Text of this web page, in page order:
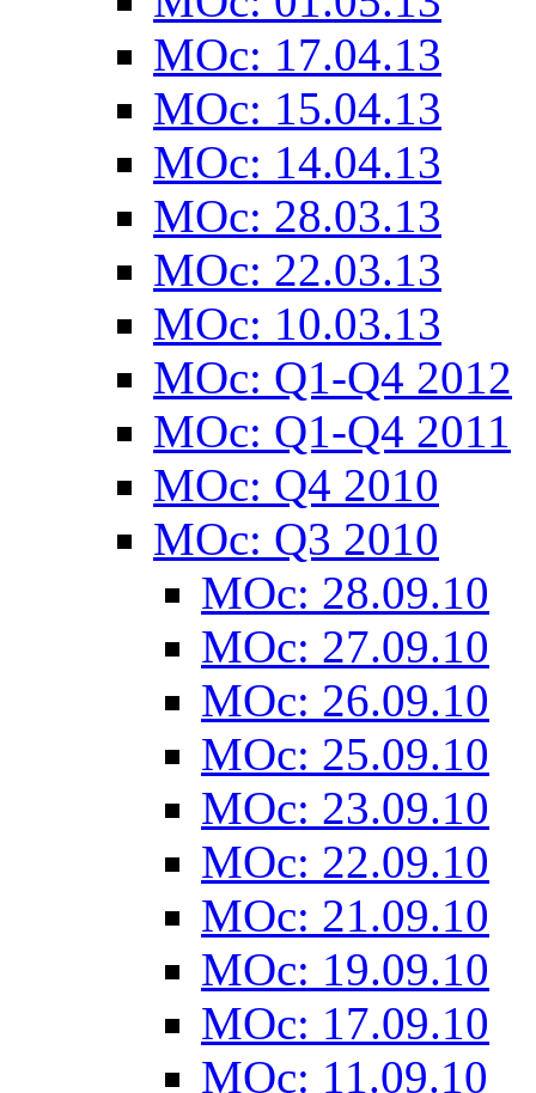
MOc: 17.04.13
MOc: 15.04.13
MOc: 14.04.13
MOc: 28.03.13
MOc: 22.03.13
MOc: 10.03.13
MOc: Q1-Q4 2012
MOc: Q1-Q4 2011
MOc: Q4 2010
MOc: Q3 2010
MOc: 28.09.10
MOc: 27.09.10
MOc: 26.09.10
MOc: 25.09.10
MOc: 23.09.10
MOc: 22.09.10
MOc: 21.09.10
MOc: 19.09.10
MOc: 17.09.10
MOc: 11.09.10